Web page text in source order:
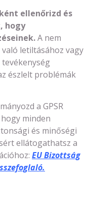
ellenőrizd és
hogy
A nem
letiltásához vagy
észlelt problémák
a GPSR
minden
és minőségi
ellátogathatsz a
EU Bizottság